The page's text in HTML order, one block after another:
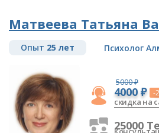
Матвеева Татьяна
Опыт 25 лет Психолог
5000 ₽
4000 ₽ -
скидка на
25000